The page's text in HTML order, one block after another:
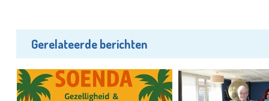
Gerelateerde berichten